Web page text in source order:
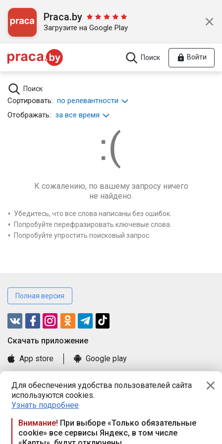
Для обеспечения удобства пользователей сайта
используются cookies.
Узнать подробнее
Внимание! При выборе «Только обязательные
cookie» все сервисы Яндекс, в том числе
Praca.by
Загрузите на Google Play
Поиск Войти
Поиск
Сортировать: по релевантности
Отображать: за все время
К сожалению, по вашему запросу ничего
не найдено.
Убедитесь, что все слова написаны без ошибок.
Попробуйте перефразировать ключевые слова.
Попробуйте упростить поисковый запрос.
Полная версия
Cкачать приложение
App store
Google play
Книга замечаний и предложений
Правила и документы
Praca.by © 2000—2026, ООО «ПРАЦА БАЙ»
Республика Беларусь, 220114, г. Минск, пр-т Независимости
117а, пом. № 9.